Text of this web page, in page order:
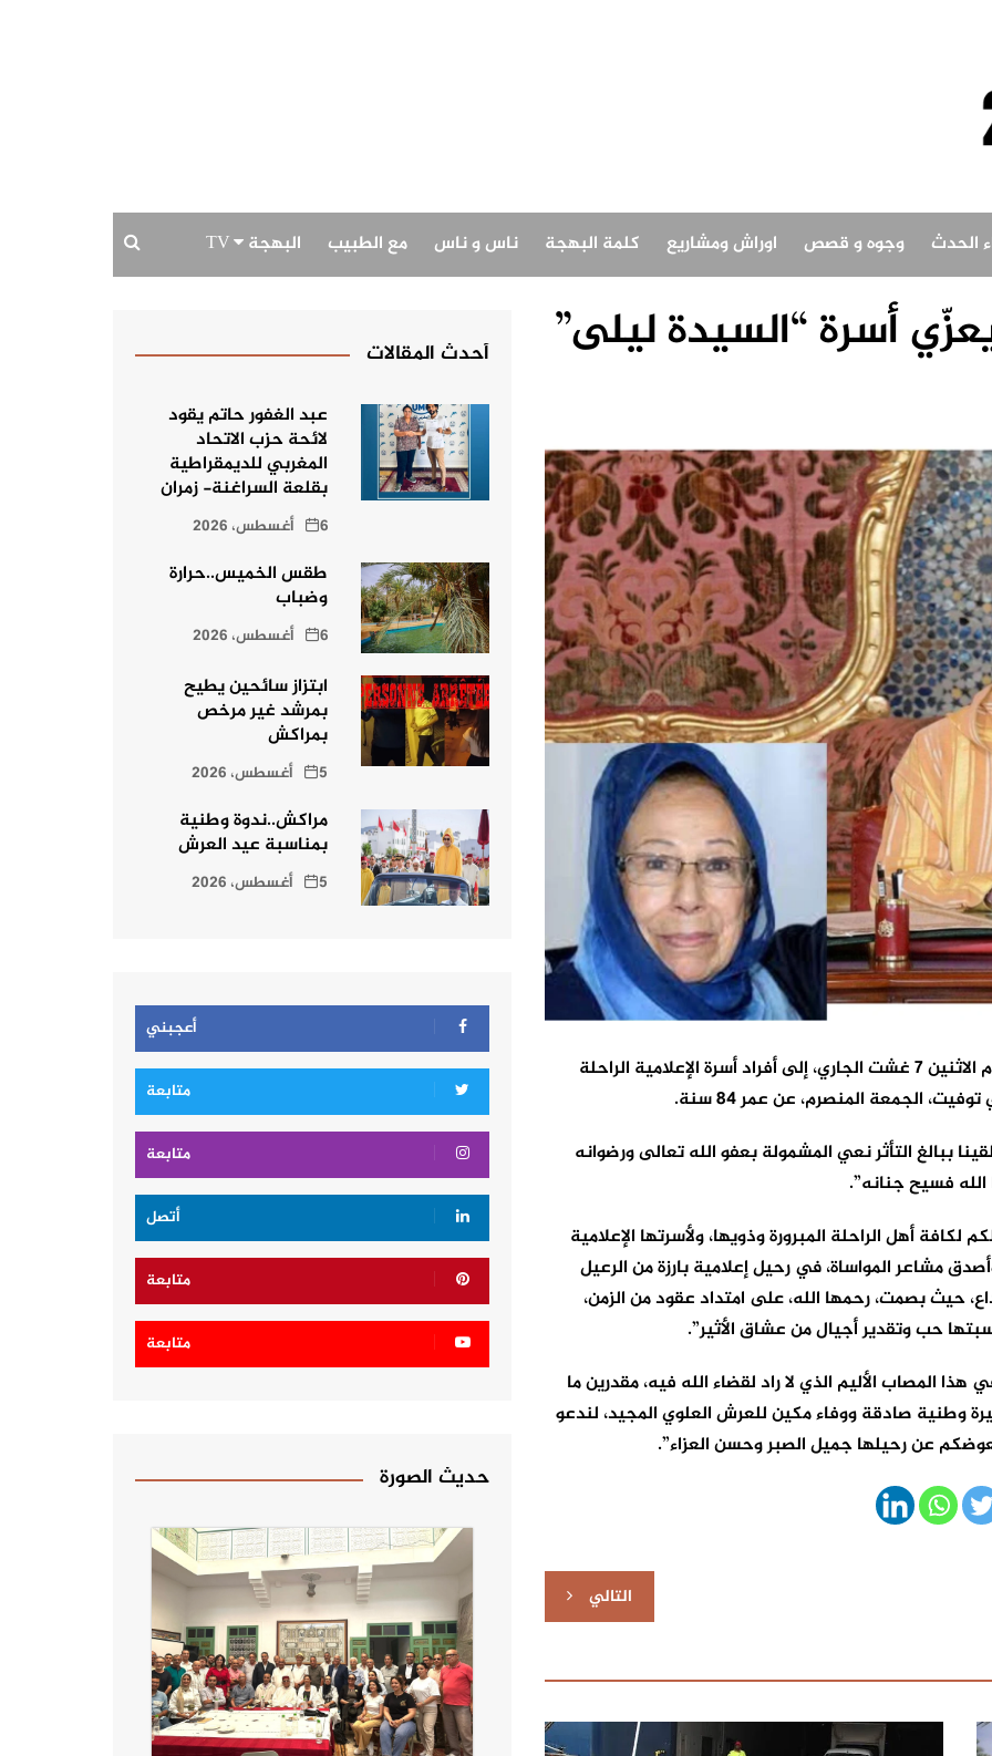
الحدث وجوه و قصص اوراش ومشاريع كلمة البهجة ناس و ناس مع الطبيب البهجة TV
أسرة “السيدة ليلى”
بعث الملك محمد السادس برقية تعزية ومواساة، اليوم الاثنين 7 غشت الجاري، إلى أفراد أسرة الإعلامية الراحلة
الجمعة المنصرم، عن عمر 84 سنة.
ببالغ التأثر نعي المشمولة بعفو الله تعالى ورضوانه
الله فسيح جنانه”.
أهل الراحلة المبرورة وذويها، ولأسرتها الإعلامية
مشاعر المواساة، في رحيل إعلامية بارزة من الرعيل
حيث بصمت، رحمها الله، على امتداد عقود من الزمن،
حب وتقدير أجيال من عشاق الأثير”.
المصاب الأليم الذي لا راد لقضاء الله فيه، مقدرين ما
وطنية صادقة ووفاء مكين للعرش العلوي المجيد، لندعو
عن رحيلها جميل الصبر وحسن العزاء”.
التالي
أحدث المقالات
عبد الغفور حاتم يقود
لائحة حزب الاتحاد
المغربي للديمقراطية
بقلعة السراغنة- زمران
6 أغسطس، 2026
طقس الخميس..حرارة
وضباب
6 أغسطس، 2026
ابتزاز سائحين يطيح
بمرشد غير مرخص
بمراكش
5 أغسطس، 2026
مراكش..ندوة وطنية
بمناسبة عيد العرش
5 أغسطس، 2026
أعجبني
متابعة
متابعة
أتصل
متابعة
متابعة
حديث الصورة